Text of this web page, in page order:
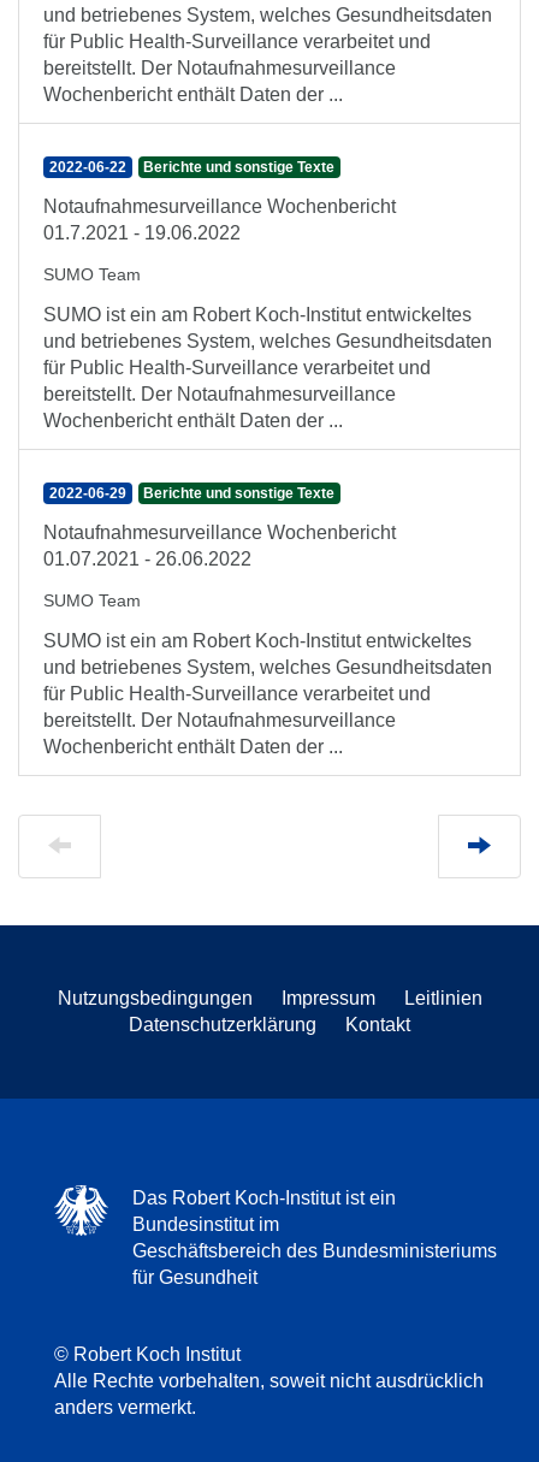
und betriebenes System, welches Gesundheitsdaten
für Public Health-Surveillance verarbeitet und
bereitstellt. Der Notaufnahmesurveillance
Wochenbericht enthält Daten der ...
2022-06-22 Berichte und sonstige Texte
Notaufnahmesurveillance Wochenbericht
01.7.2021 - 19.06.2022
SUMO Team
SUMO ist ein am Robert Koch-Institut entwickeltes
und betriebenes System, welches Gesundheitsdaten
für Public Health-Surveillance verarbeitet und
bereitstellt. Der Notaufnahmesurveillance
Wochenbericht enthält Daten der ...
2022-06-29 Berichte und sonstige Texte
Notaufnahmesurveillance Wochenbericht
01.07.2021 - 26.06.2022
SUMO Team
SUMO ist ein am Robert Koch-Institut entwickeltes
und betriebenes System, welches Gesundheitsdaten
für Public Health-Surveillance verarbeitet und
bereitstellt. Der Notaufnahmesurveillance
Wochenbericht enthält Daten der ...
Nutzungsbedingungen Impressum
Leitlinien
Datenschutzerklärung
Kontakt
Das Robert Koch-Institut ist ein
Bundesinstitut im
Geschäftsbereich des Bundesministeriums
für Gesundheit
© Robert Koch Institut
Alle Rechte vorbehalten, soweit nicht ausdrücklich
anders vermerkt.